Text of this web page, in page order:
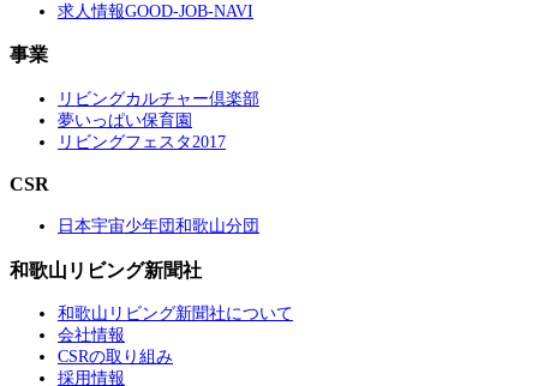
求人情報GOOD-JOB-NAVI
事業
リビングカルチャー倶楽部
夢いっぱい保育園
リビングフェスタ2017
CSR
日本宇宙少年団和歌山分団
和歌山リビング新聞社
和歌山リビング新聞社について
会社情報
CSRの取り組み
採用情報